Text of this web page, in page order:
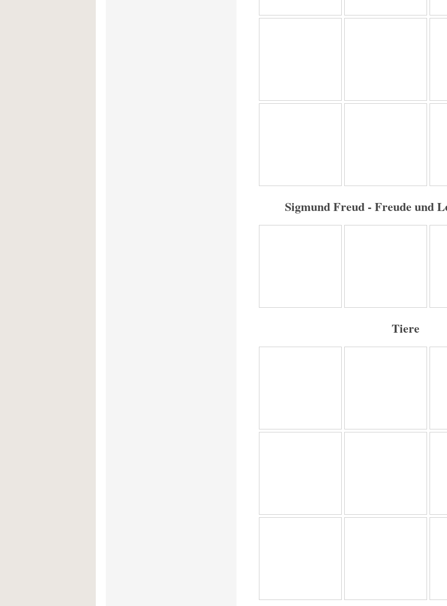
Sigmund Freud - Freude und
Tiere